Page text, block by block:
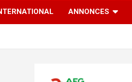
ANNONCES